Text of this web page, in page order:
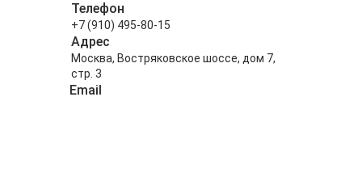
Телефон
+7 (910) 495-80-15
Адрес
Москва, Востряковское шоссе, дом 7,
стр. 3
Email